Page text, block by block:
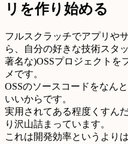
リを作り始める
フルスクラッチでアプリや
ら、自分の好きな技術スタ
著名な)OSSプロジェクトを
メです。
OSSのソースコードをなん
いいからです。
実用されてある程度くすん
り沢山詰まっています。
これは開発効率というより